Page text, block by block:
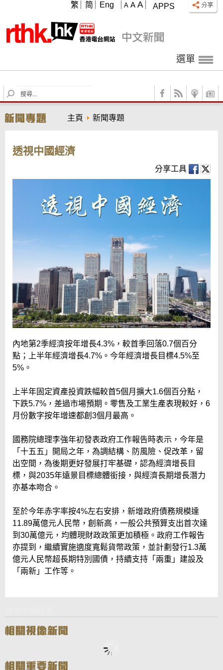
APPS
A A A
繁 简 Eng
選單
S
e
r
主頁 新聞專題
透視中國經濟
分享工具
內地第2季經濟按年增長4.3%，較首季回落0.7個百分
點；上半年經濟增長4.7%。今年經濟增長目標4.5%至
5%。
上半年固定資產投資跌幅較首5個月擴大1.6個百分點，
下跌5.7%，差過市場預期。零售及工業生產表現較好，6
月份數字按年增速都創3個月最高。
國務院總理李強年初發表政府工作報告時表示，今年是
「十五五」開局之年，為調結構、防風險、促改革，留
出空間，為後期更好發展打牢基礎，認為經濟增長目
標，與2035年遠景目標總體銜接，與經濟長期增長潛力
亦基本吻合。
至於今年赤字率按4%左右安排，新增政府債務規模達
11.89萬億元人民幣，創新高，一般公共預算支出首次達
到30萬億元，均體現財政政策更加積極。政府工作報告
亦提到，繼續實施適度寬鬆貨幣政策，並計劃發行1.3萬
億元人民幣超長期特別國債，持續支持「兩重」建設及
「兩新」工作等。